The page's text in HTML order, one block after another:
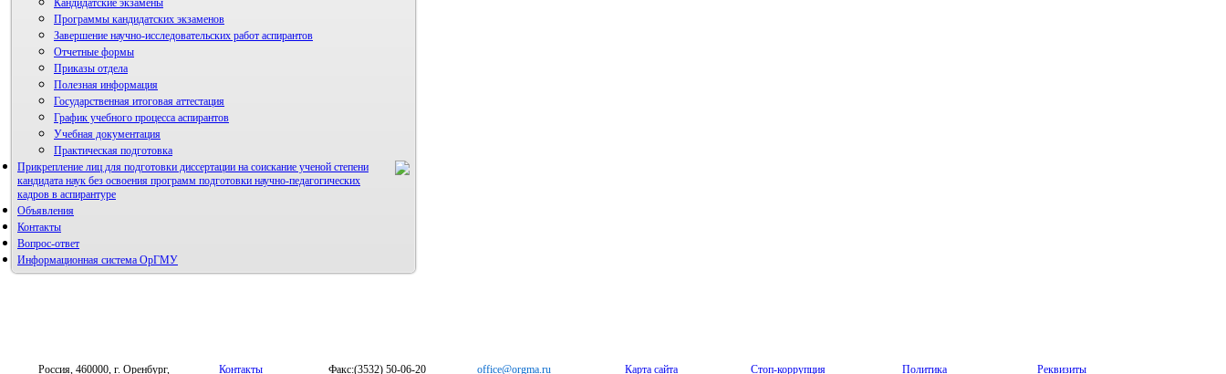
Кандидатские экзамены
Программы кандидатских экзаменов
Завершение научно-исследовательских работ аспирантов
Отчетные формы
Приказы отдела
Полезная информация
Государственная итоговая аттестация
График учебного процесса аспирантов
Учебная документация
Практическая подготовка
Прикрепление лиц для подготовки диссертации на соискание ученой степени
кандидата наук без освоения программ подготовки научно-педагогических
кадров в аспирантуре
Объявления
Контакты
Вопрос-ответ
Информационная система ОрГМУ
Россия, 460000, г. Оренбург, Контакты Факс:(3532) 50-06-20 office@orgma.ru Карта сайта Стоп-коррупция Политика Реквизиты